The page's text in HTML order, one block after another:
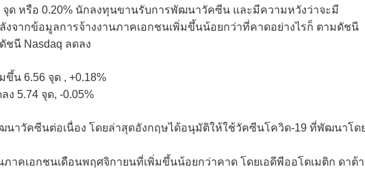
จุด หรือ 0.20% นักลงทุนขานรับการพัฒนาวัคซีน และมีความหวังว่าจะมี
งจากข้อมูลการจ้างงานภาคเอกชนเพิ่มขึ้นน้อยกว่าที่คาดอย่างไรก็ ตามดัชนี
ชนี Nasdaq ลดลง
ขึ้น 6.56 จุด , +0.18%
ง 5.74 จุด, -0.05%
นาวัคซีนต่อเนื่อง โดยล่าสุดอังกฤษได้อนุมัติให้ใช้วัคซีนโควิด-19 ที่พัฒนาโด
าคเอกชนเดือนพฤศจิกายนที่เพิ่มขึ้นน้อยกว่าคาด โดยเอดีพีออโตเมติก ดาต้า